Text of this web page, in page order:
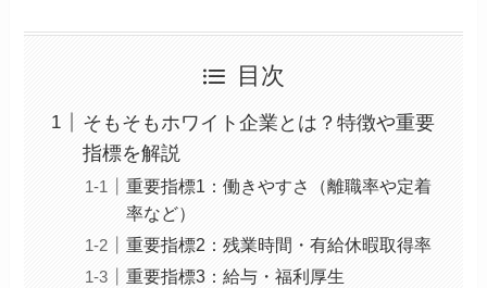
目次
そもそもホワイト企業とは？特徴や重要
指標を解説
重要指標1：働きやすさ（離職率や定着
率など）
重要指標2：残業時間・有給休暇取得率
重要指標3：給与・福利厚生